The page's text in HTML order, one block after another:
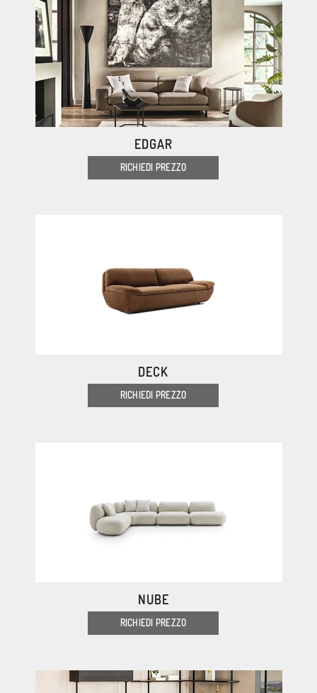
EDGAR
RICHIEDI PREZZO
DECK
RICHIEDI PREZZO
NUBE
RICHIEDI PREZZO